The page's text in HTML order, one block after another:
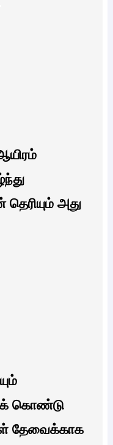
அது
கொண்டு
தேவைக்காக